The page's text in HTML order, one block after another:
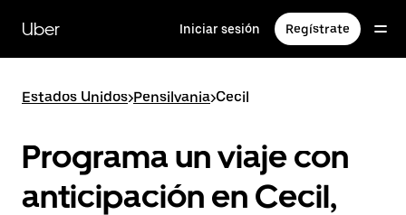
contenido
principal
Uber Iniciar sesión Regístrate
Estados Unidos>Pensilvania>Cecil
Programa un viaje con
anticipación en Cecil,